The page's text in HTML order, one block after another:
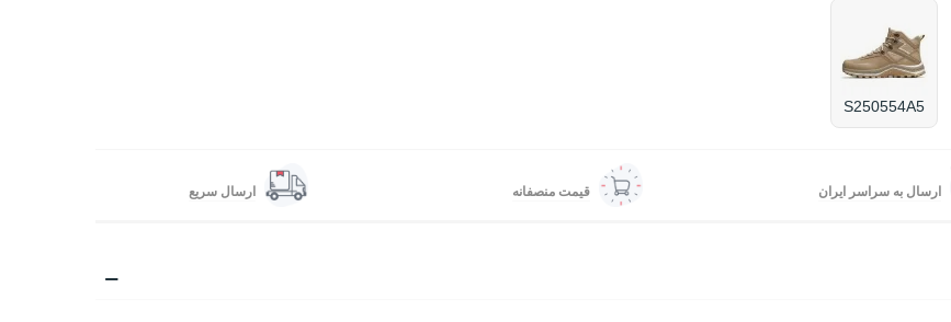
S250554A5
ارسال به سراسر ایران قیمت منصفانه ارسال سریع